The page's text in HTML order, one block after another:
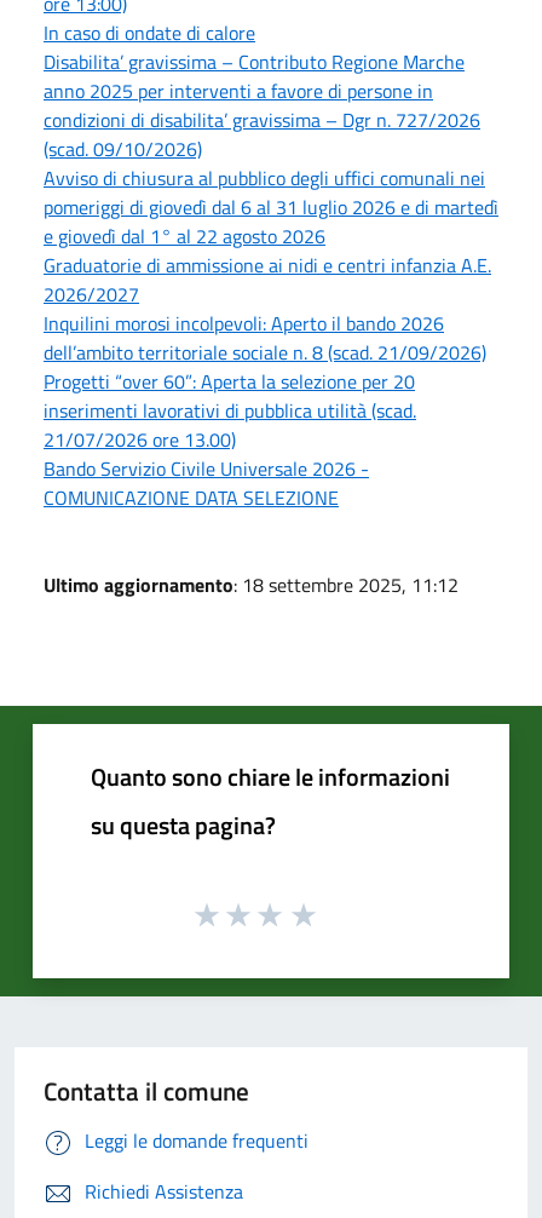
In caso di ondate di calore
Disabilita’ gravissima – Contributo Regione Marche
anno 2025 per interventi a favore di persone in
condizioni di disabilita’ gravissima – Dgr n. 727/2026
(scad. 09/10/2026)
Avviso di chiusura al pubblico degli uffici comunali nei
pomeriggi di giovedì dal 6 al 31 luglio 2026 e di martedì
e giovedì dal 1° al 22 agosto 2026
Graduatorie di ammissione ai nidi e centri infanzia A.E.
2026/2027
Inquilini morosi incolpevoli: Aperto il bando 2026
dell’ambito territoriale sociale n. 8 (scad. 21/09/2026)
Progetti “over 60”: Aperta la selezione per 20
inserimenti lavorativi di pubblica utilità (scad.
21/07/2026 ore 13.00)
Bando Servizio Civile Universale 2026 -
COMUNICAZIONE DATA SELEZIONE
Ultimo aggiornamento: 18 settembre 2025, 11:12
Quanto sono chiare le informazioni
su questa pagina?
Contatta il comune
Leggi le domande frequenti
Richiedi Assistenza